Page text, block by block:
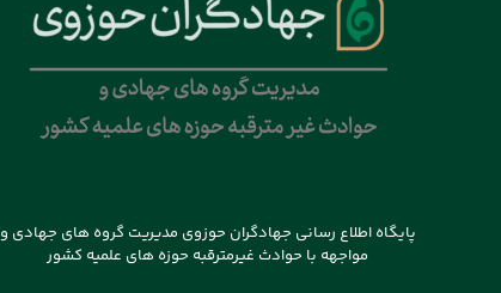
پایگاه اطلاع رسانی جهادگران حوزوی مدیریت گروه های جهادی و
مواجهه با حوادث غیرمترقبه حوزه های علمیه کشور